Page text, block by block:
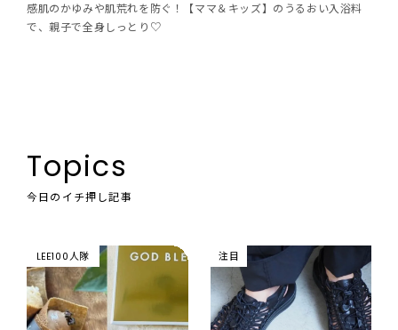
感肌のかゆみや肌荒れを防ぐ！【ママ＆キッズ】のうるおい入浴料
で、親子で全身しっとり♡
Topics
今日のイチ押し記事
LEE100人隊 注目